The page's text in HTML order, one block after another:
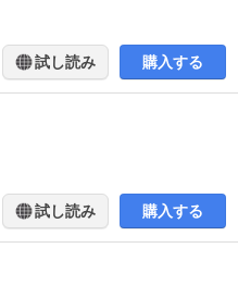
試し読み 購入する
試し読み 購入する